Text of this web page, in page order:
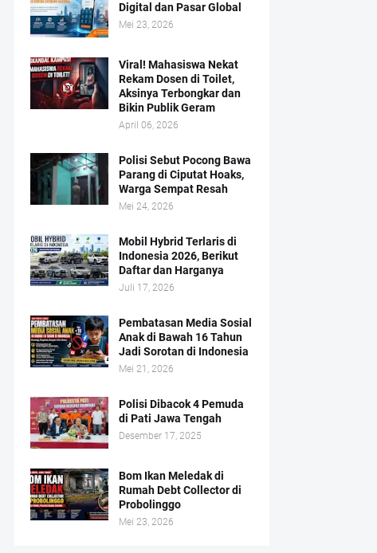
Digital dan Pasar Global
Mei 23, 2026
Viral! Mahasiswa Nekat
Rekam Dosen di Toilet,
Aksinya Terbongkar dan
Bikin Publik Geram
April 06, 2026
Polisi Sebut Pocong Bawa
Parang di Ciputat Hoaks,
Warga Sempat Resah
Mei 24, 2026
Mobil Hybrid Terlaris di
Indonesia 2026, Berikut
Daftar dan Harganya
Juli 17, 2026
Pembatasan Media Sosial
Anak di Bawah 16 Tahun
Jadi Sorotan di Indonesia
Mei 21, 2026
Polisi Dibacok 4 Pemuda
di Pati Jawa Tengah
Desember 17, 2025
Bom Ikan Meledak di
Rumah Debt Collector di
Probolinggo
Mei 23, 2026